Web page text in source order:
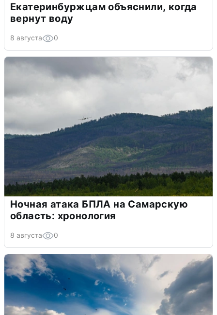
Екатеринбуржцам объяснили, когда
вернут воду
8 августа 0
Ночная атака БПЛА на Самарскую
область: хронология
8 августа 0